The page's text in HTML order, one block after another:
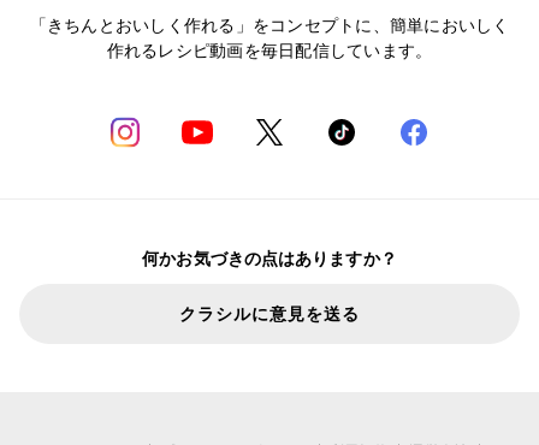
「きちんとおいしく作れる」をコンセプトに、簡単においしく
作れるレシピ動画を毎日配信しています。
何かお気づきの点はありますか？
クラシルに意見を送る